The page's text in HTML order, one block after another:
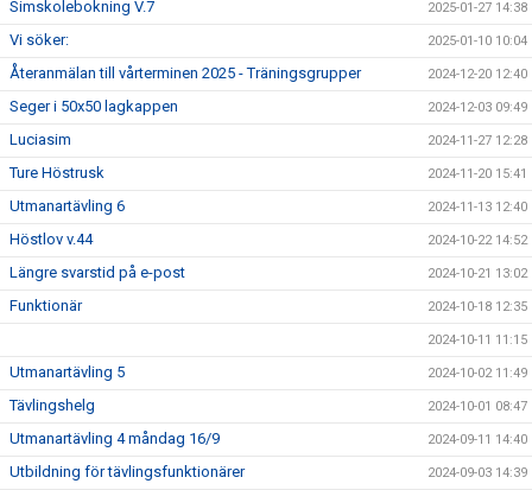
Simskolebokning V.7 2025-01-27 14:38
Vi söker: 2025-01-10 10:04
Återanmälan till vårterminen 2025 - Träningsgrupper 2024-12-20 12:40
Seger i 50x50 lagkappen 2024-12-03 09:49
Luciasim 2024-11-27 12:28
Ture Höstrusk 2024-11-20 15:41
Utmanartävling 6 2024-11-13 12:40
Höstlov v.44 2024-10-22 14:52
Längre svarstid på e-post 2024-10-21 13:02
Funktionär 2024-10-18 12:35
2024-10-11 11:15
Utmanartävling 5 2024-10-02 11:49
Tävlingshelg 2024-10-01 08:47
Utmanartävling 4 måndag 16/9 2024-09-11 14:40
Utbildning för tävlingsfunktionärer 2024-09-03 14:39